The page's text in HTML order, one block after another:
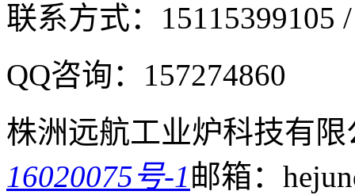
联系方式： 15115399105
QQ咨询： 157274860
株洲远航工业炉科技有限
16020075号-1邮箱：